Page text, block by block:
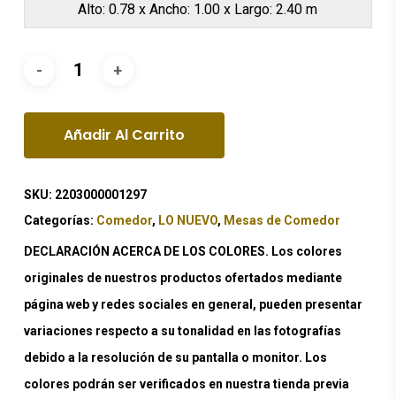
Alto: 0.78 x Ancho: 1.00 x Largo: 2.40 m
Añadir Al Carrito
SKU: 2203000001297
Categorías: Comedor, LO NUEVO, Mesas de Comedor
DECLARACIÓN ACERCA DE LOS COLORES. Los colores
originales de nuestros productos ofertados mediante
página web y redes sociales en general, pueden presentar
variaciones respecto a su tonalidad en las fotografías
debido a la resolución de su pantalla o monitor. Los
colores podrán ser verificados en nuestra tienda previa